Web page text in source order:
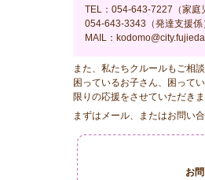
TEL：054-643-7227（
054-643-3343（発達支援係
MAIL：
また、私たちクルールもご相
困っているお子さん、困って
限りの応援をさせていただき
まずはメール、またはお問い
お